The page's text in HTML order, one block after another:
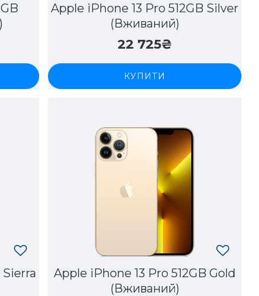
Apple iPhone 13 Pro 512GB Silver
(Вживаний)
22 725₴
КУПИТИ
Sierra
Apple iPhone 13 Pro 512GB Gold
(Вживаний)